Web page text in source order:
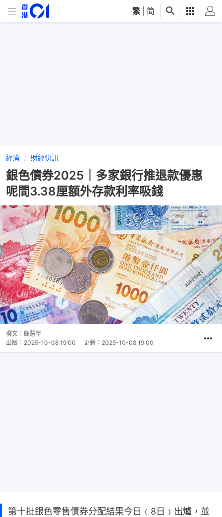
繁 简
經濟 財經快訊
銀色債券2025｜多家銀行推退款優惠
呢間3.38厘額外存款利率吸錢
撰文： 顧慧宇
出版： 2025-10-08 19:00 更新： 2025-10-08 19:00
第十批銀色零售債券分配結果今日﹙8日﹚出爐，並